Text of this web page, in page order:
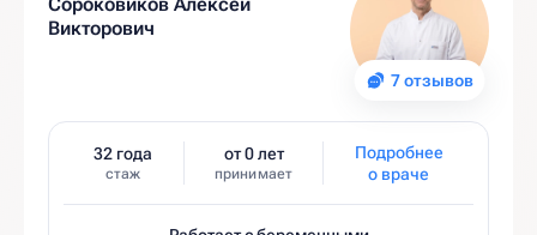
7 отзывов
Викторович
32 года
стаж
от 0 лет
принимает
Подробнее
о враче